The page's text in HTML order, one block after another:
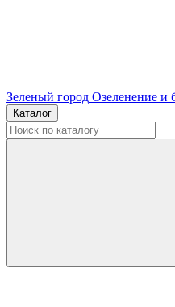
Зеленый город Озеленение и
Каталог